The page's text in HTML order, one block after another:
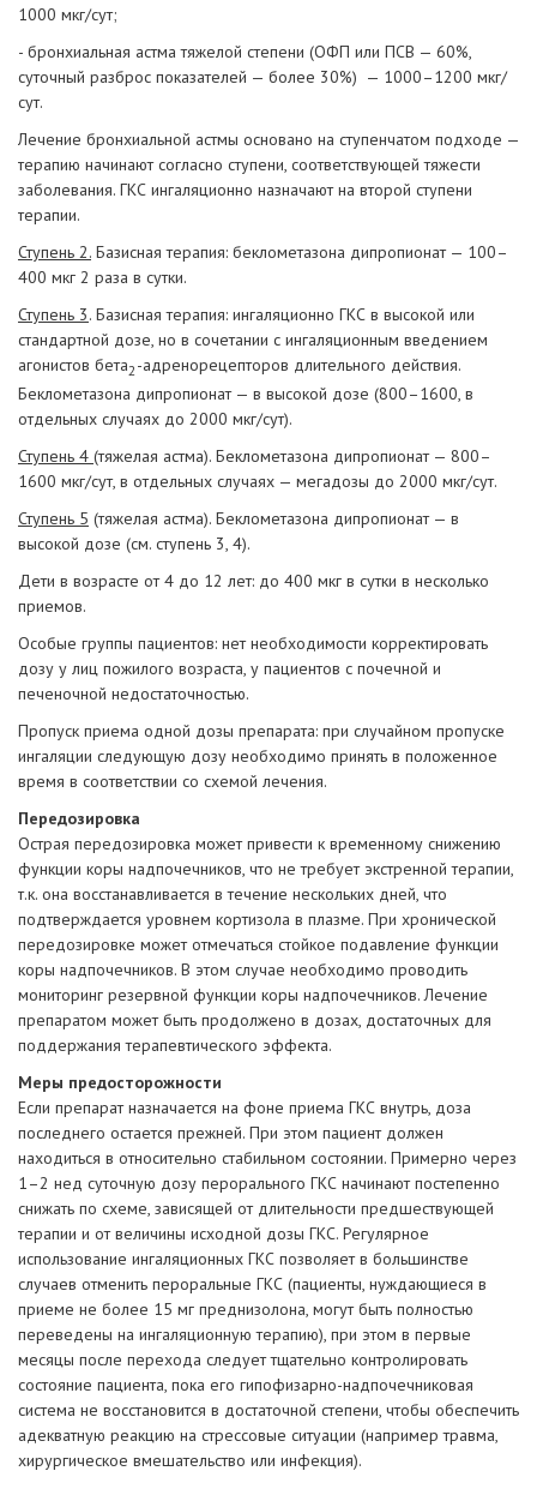
1000 мкг/сут;
- бронхиальная астма тяжелой степени (ОФП или ПСВ — 60%,
суточный разброс показателей — более 30%) — 1000–1200 мкг/
сут.
Лечение бронхиальной астмы основано на ступенчатом подходе —
терапию начинают согласно ступени, соответствующей тяжести
заболевания. ГКС ингаляционно назначают на второй ступени
терапии.
Ступень 2. Базисная терапия: беклометазона дипропионат — 100–
400 мкг 2 раза в сутки.
Ступень 3. Базисная терапия: ингаляционно ГКС в высокой или
стандартной дозе, но в сочетании с ингаляционным введением
агонистов бета2 -адренорецепторов длительного действия.
Беклометазона дипропионат — в высокой дозе (800–1600, в
отдельных случаях до 2000 мкг/сут).
Ступень 4 (тяжелая астма). Беклометазона дипропионат — 800–
1600 мкг/сут, в отдельных случаях — мегадозы до 2000 мкг/сут.
Ступень 5 (тяжелая астма). Беклометазона дипропионат — в
высокой дозе (см. ступень 3, 4).
Дети в возрасте от 4 до 12 лет: до 400 мкг в сутки в несколько
приемов.
Особые группы пациентов: нет необходимости корректировать
дозу у лиц пожилого возраста, у пациентов с почечной и
печеночной недостаточностью.
Пропуск приема одной дозы препарата: при случайном пропуске
ингаляции следующую дозу необходимо принять в положенное
время в соответствии со схемой лечения.
Передозировка
Острая передозировка может привести к временному снижению
функции коры надпочечников, что не требует экстренной терапии,
т.к. она восстанавливается в течение нескольких дней, что
подтверждается уровнем кортизола в плазме. При хронической
передозировке может отмечаться стойкое подавление функции
коры надпочечников. В этом случае необходимо проводить
мониторинг резервной функции коры надпочечников. Лечение
препаратом может быть продолжено в дозах, достаточных для
поддержания терапевтического эффекта.
Меры предосторожности
Если препарат назначается на фоне приема ГКС внутрь, доза
последнего остается прежней. При этом пациент должен
находиться в относительно стабильном состоянии. Примерно через
1–2 нед суточную дозу перорального ГКС начинают постепенно
снижать по схеме, зависящей от длительности предшествующей
терапии и от величины исходной дозы ГКС. Регулярное
использование ингаляционных ГКС позволяет в большинстве
случаев отменить пероральные ГКС (пациенты, нуждающиеся в
приеме не более 15 мг преднизолона, могут быть полностью
переведены на ингаляционную терапию), при этом в первые
месяцы после перехода следует тщательно контролировать
состояние пациента, пока его гипофизарно-надпочечниковая
система не восстановится в достаточной степени, чтобы обеспечить
адекватную реакцию на стрессовые ситуации (например травма,
хирургическое вмешательство или инфекция).